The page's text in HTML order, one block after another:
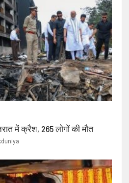
में क्रैश, 265 लोगों की मौत